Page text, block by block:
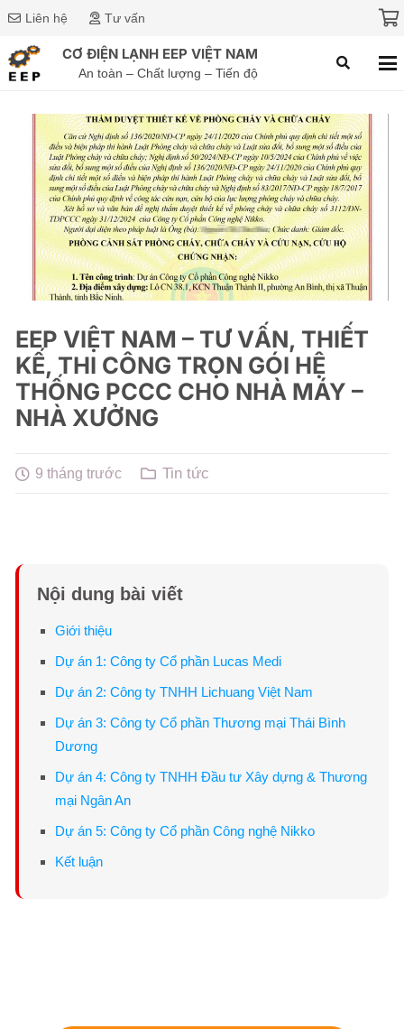
Liên hệ Tư vấn
CƠ ĐIỆN LẠNH EEP VIỆT NAM
An toàn – Chất lượng – Tiến độ
EEP VIỆT NAM – TƯ VẤN, THIẾT
KẾ, THI CÔNG TRỌN GÓI HỆ
THỐNG PCCC CHO NHÀ MÁY –
NHÀ XƯỞNG
9 tháng trước Tin tức
Nội dung bài viết
Giới thiệu
Dự án 1: Công ty Cổ phần Lucas Medi
Dự án 2: Công ty TNHH Lichuang Việt Nam
Dự án 3: Công ty Cổ phần Thương mại Thái Bình
Dương
Dự án 4: Công ty TNHH Đầu tư Xây dựng & Thương
mại Ngân An
Dự án 5: Công ty Cổ phần Công nghệ Nikko
Kết luận